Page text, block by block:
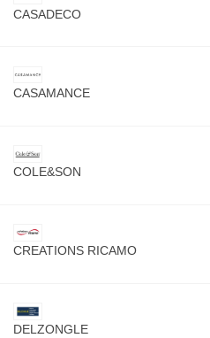
CASADECO
CASAMANCE
COLE&SON
CREATIONS RICAMO
DELZONGLE